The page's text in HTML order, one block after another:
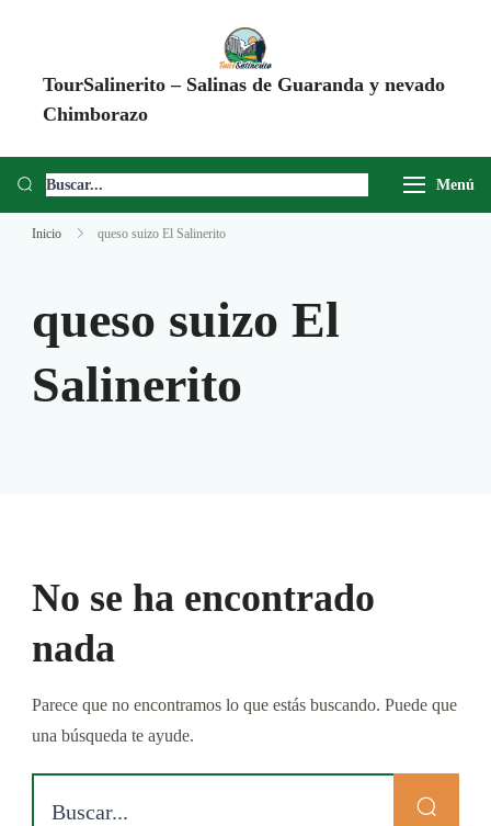
TourSalinerito – Salinas de Guaranda y nevado
Chimborazo
Chimborazo, Minas de Sal, Quesera El Salinerito, Chocolates El
Menú
Inicio queso suizo El Salinerito
queso suizo El
Salinerito
No se ha encontrado
nada
Parece que no encontramos lo que estás buscando. Puede que
una búsqueda te ayude.